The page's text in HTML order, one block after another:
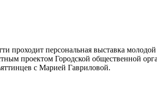
проходит персональная выставка
проектом Городской общественной
с Марией Гавриловой.